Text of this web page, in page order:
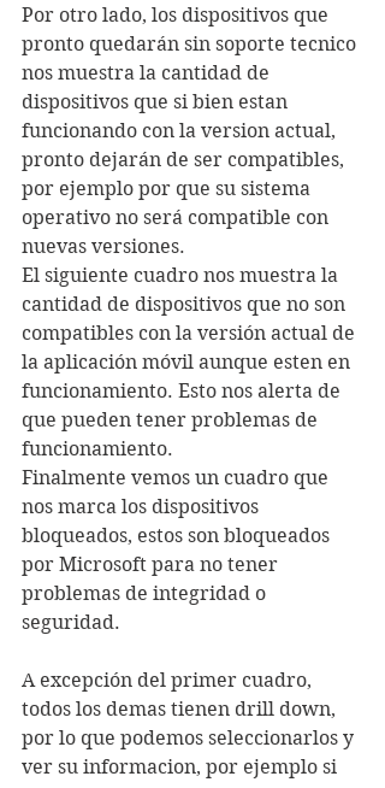
Por otro lado, los dispositivos que
pronto quedarán sin soporte tecnico
nos muestra la cantidad de
dispositivos que si bien estan
funcionando con la version actual,
pronto dejarán de ser compatibles,
por ejemplo por que su sistema
operativo no será compatible con
nuevas versiones.
El siguiente cuadro nos muestra la
cantidad de dispositivos que no son
compatibles con la versión actual de
la aplicación móvil aunque esten en
funcionamiento. Esto nos alerta de
que pueden tener problemas de
funcionamiento.
Finalmente vemos un cuadro que
nos marca los dispositivos
bloqueados, estos son bloqueados
por Microsoft para no tener
problemas de integridad o
seguridad.
A excepción del primer cuadro,
todos los demas tienen drill down,
por lo que podemos seleccionarlos y
ver su informacion, por ejemplo si